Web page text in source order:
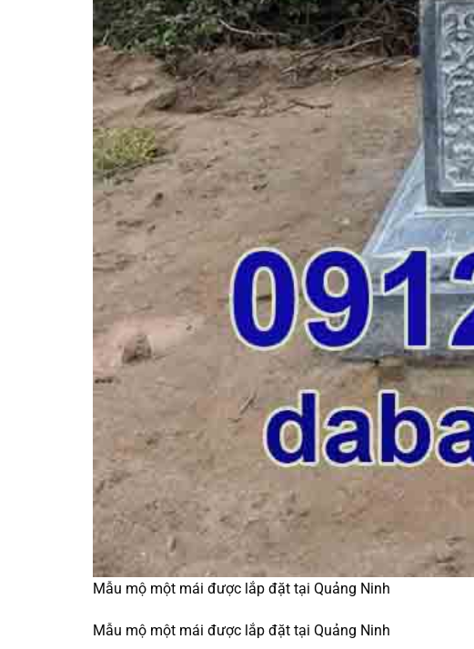
Mẫu mộ một mái được lắp đặt tại Quảng Ninh
Mẫu mộ một mái được lắp đặt tại Quảng Ninh